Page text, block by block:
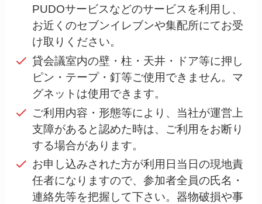
PUDOサービスなどのサービスを利用し、
お近くのセブンイレブンや集配所にてお受
け取りください。
貸会議室内の壁・柱・天井・ドア等に押し
ピン・テープ・釘等ご使用できません。マ
グネットは使用できます。
ご利用内容・形態等により、当社が運営上
支障があると認めた時は、ご利用をお断り
する場合があります。
お申し込みされた方が利用日当日の現地責
任者になりますので、参加者全員の氏名・
連絡先等を把握して下さい。器物破損や事